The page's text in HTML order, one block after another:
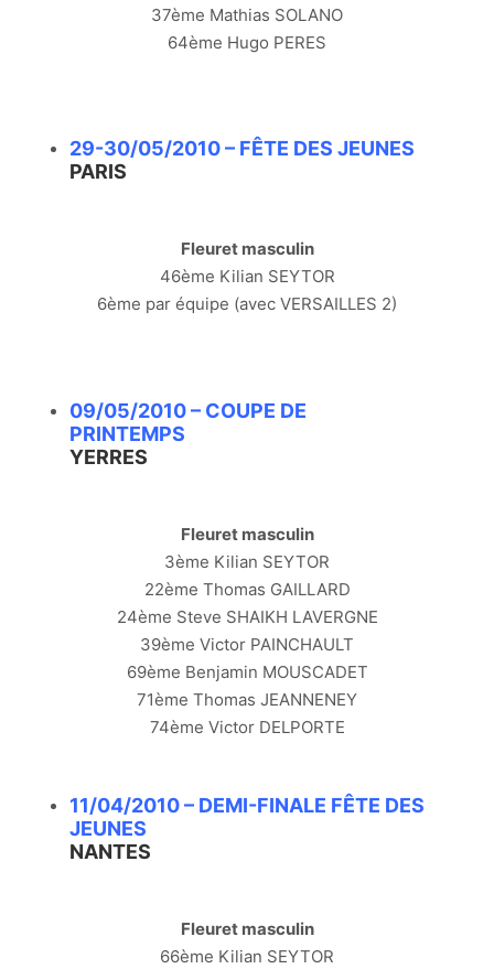
37ème Mathias SOLANO
64ème Hugo PERES
29-30/05/2010 – FÊTE DES JEUNES
PARIS
Fleuret masculin
46ème Kilian SEYTOR
6ème par équipe (avec VERSAILLES 2)
09/05/2010 – COUPE DE
PRINTEMPS
YERRES
Fleuret masculin
3ème Kilian SEYTOR
22ème Thomas GAILLARD
24ème Steve SHAIKH LAVERGNE
39ème Victor PAINCHAULT
69ème Benjamin MOUSCADET
71ème Thomas JEANNENEY
74ème Victor DELPORTE
11/04/2010 – DEMI-FINALE FÊTE DES
JEUNES
NANTES
Fleuret masculin
66ème Kilian SEYTOR